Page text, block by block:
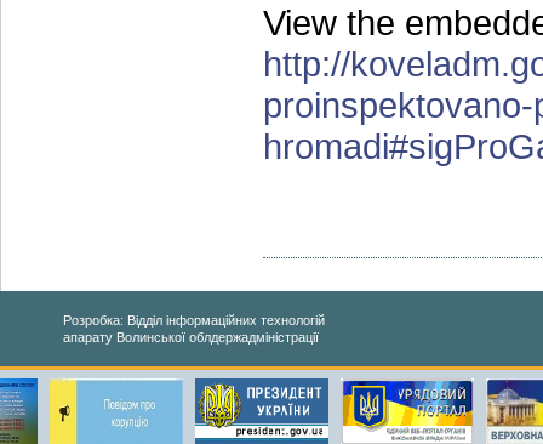
View the
http://
Розробка: Відділ інформаційних технологій
апарату Волинської облдержадміністрації